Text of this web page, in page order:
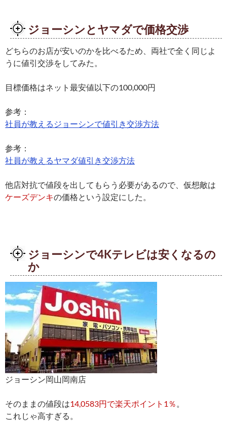
ジョーシンとヤマダで価格交渉
どちらのお店が安いのかを比べるため、両社で全く同じよ
うに値引交渉をしてみた。
目標価格はネット最安値以下の100,000円
参考：
社員が教えるジョーシンで値引き交渉方法
参考：
社員が教えるヤマダ値引き交渉方法
他店対抗で値段を出してもらう必要があるので、仮想敵は
ケーズデンキの価格という設定にした。
ジョーシンで4Kテレビは安くなるの
か
ジョーシン岡山岡南店
そのままの値段は14,0583円で楽天ポイント1％
これじゃ高すぎる。